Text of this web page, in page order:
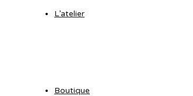
L’atelier
Boutique